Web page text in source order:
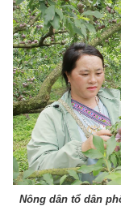
Nông dân tổ dân